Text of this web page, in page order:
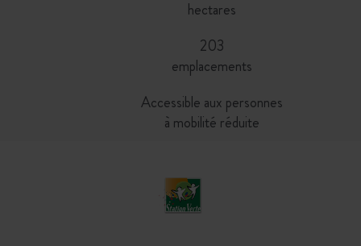
hectares
203
emplacements
Accessible aux personnes
à mobilité réduite